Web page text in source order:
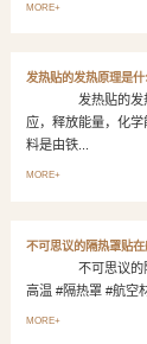
MORE+
发热贴的发热原理是什
发热贴的发热原
应，释放能量，化
料是由铁...
MORE+
不可思议的隔热罩贴
不可思议的隔热
高温 #隔热罩 #航
MORE+